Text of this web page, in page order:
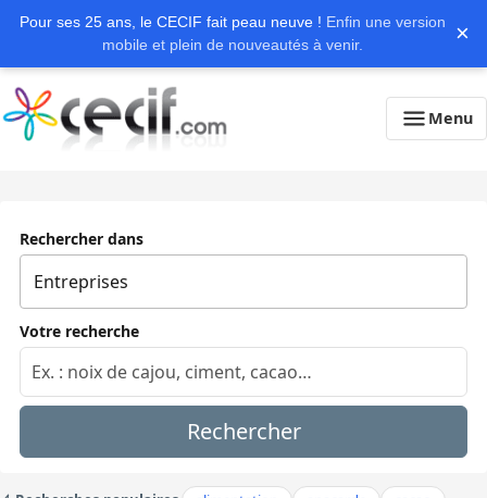
Pour ses 25 ans, le CECIF fait peau neuve ! Enfin une version
mobile et plein de nouveautés à venir.
×
Menu
Rechercher dans
Votre recherche
Rechercher